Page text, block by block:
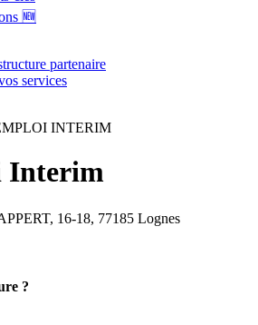
🆕
partenaire
services
INTERIM
Interim
16-18, 77185 Lognes
?